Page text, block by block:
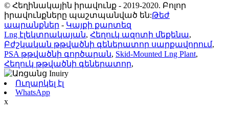
© Հեղինակային իրավունք - 2019-2020. Բոլոր
իրավունքները պաշտպանված են:Թեժ
ապրանքներ - Կայքի քարտեզ
Lng էլեկտրակայան, Հեղուկ ազոտի մեքենա,
Բժշկական թթվածնի գեներատոր սարքավորում,
PSA թթվածնի գործարան, Skid-Mounted Lng Plant,
Հեղուկ թթվածնի գեներատոր,
Ուղարկել էլ
WhatsApp
x